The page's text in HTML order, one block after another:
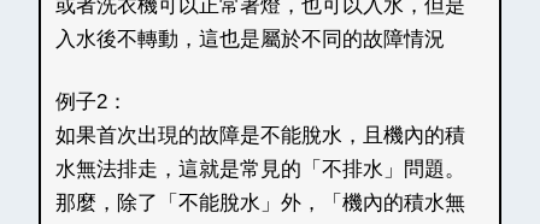
或者洗衣機可以正常著燈，也可以入水，但是
入水後不轉動，這也是屬於不同的故障情況
例子2：
如果首次出現的故障是不能脫水，且機內的積
水無法排走，這就是常見的「不排水」問題。
那麼，除了「不能脫水」外，「機內的積水無